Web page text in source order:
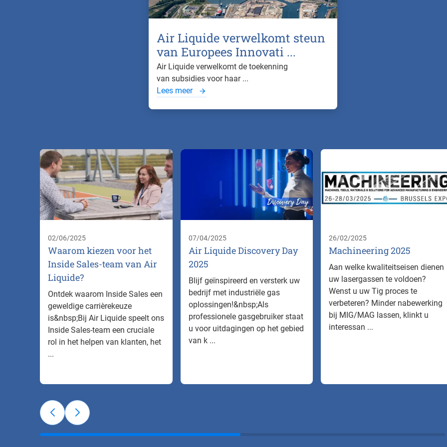
Air Liquide verwelkomt steun
van Europees Innovati ...
Air Liquide verwelkomt de toekenning
van subsidies voor haar ...
Lees meer
02/06/2025
Waarom kiezen voor het
Inside Sales-team van Air
Liquide?
Ontdek waarom Inside Sales een
geweldige carrièrekeuze
is&nbsp;Bij Air Liquide speelt ons
Inside Sales-team een cruciale
rol in het helpen van klanten, het
...
07/04/2025
Air Liquide Discovery Day
2025
Blijf geïnspireerd en versterk uw
bedrijf met industriële gas
oplossingen!&nbsp;Als
professionele gasgebruiker staat
u voor uitdagingen op het gebied
van k ...
26/02/2025
Machineering 2025
Aan welke kwaliteitseisen dienen
uw lasergassen te voldoen?
Wenst u uw Tig proces te
verbeteren? Minder nabewerking
bij MIG/MAG lassen, klinkt u
interessan ...